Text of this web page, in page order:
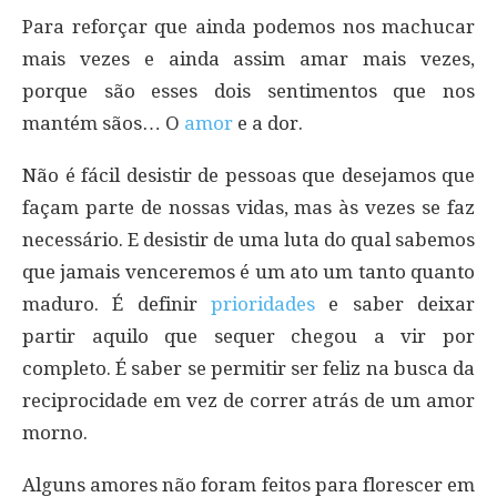
Para reforçar que ainda podemos nos machucar
mais vezes e ainda assim amar mais vezes,
porque são esses dois sentimentos que nos
mantém sãos… O amor e a dor.
Não é fácil desistir de pessoas que desejamos que
façam parte de nossas vidas, mas às vezes se faz
necessário. E desistir de uma luta do qual sabemos
que jamais venceremos é um ato um tanto quanto
maduro. É definir prioridades e saber deixar
partir aquilo que sequer chegou a vir por
completo. É saber se permitir ser feliz na busca da
reciprocidade em vez de correr atrás de um amor
morno.
Alguns amores não foram feitos para florescer em